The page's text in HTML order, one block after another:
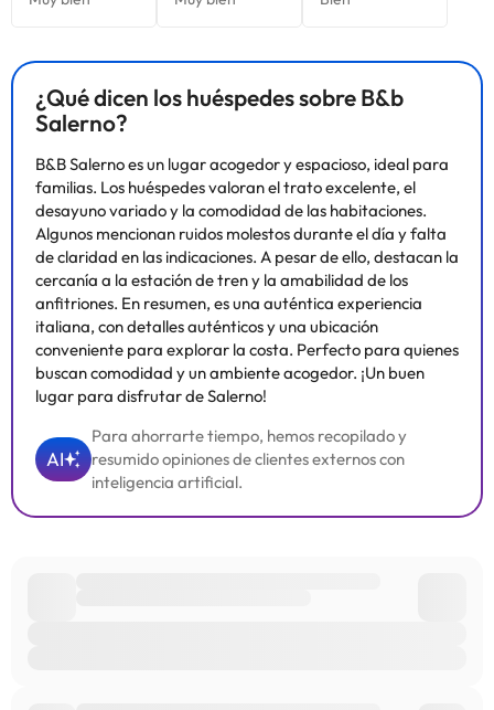
información de esta ficha está sujeta a cambios por parte del
¿Qué dicen los huéspedes sobre B&b
Salerno?
B&B Salerno es un lugar acogedor y espacioso, ideal para
familias. Los huéspedes valoran el trato excelente, el
desayuno variado y la comodidad de las habitaciones.
Algunos mencionan ruidos molestos durante el día y falta
de claridad en las indicaciones. A pesar de ello, destacan la
cercanía a la estación de tren y la amabilidad de los
anfitriones. En resumen, es una auténtica experiencia
italiana, con detalles auténticos y una ubicación
conveniente para explorar la costa. Perfecto para quienes
buscan comodidad y un ambiente acogedor. ¡Un buen
lugar para disfrutar de Salerno!
AI
Para ahorrarte tiempo, hemos recopilado y
resumido opiniones de clientes externos con
inteligencia artificial.